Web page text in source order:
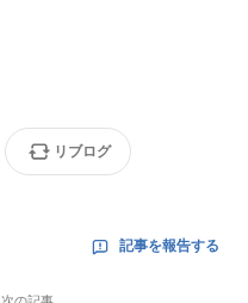
リブログ
記事を報告する
次の記事